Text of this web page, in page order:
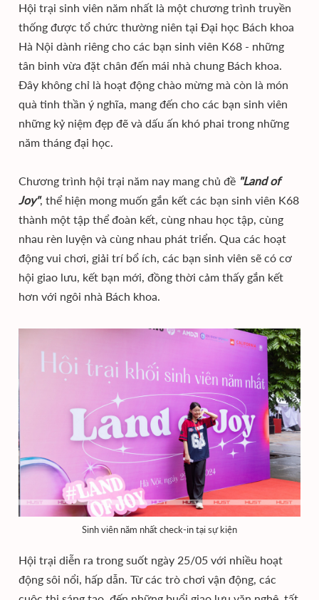
Hội trại sinh viên năm nhất là một chương trình truyền
thống được tổ chức thường niên tại Đại học Bách khoa
Hà Nội dành riêng cho các bạn sinh viên K68 - những
tân binh vừa đặt chân đến mái nhà chung Bách khoa.
Đây không chỉ là hoạt động chào mừng mà còn là món
quà tinh thần ý nghĩa, mang đến cho các bạn sinh viên
những kỷ niệm đẹp đẽ và dấu ấn khó phai trong những
năm tháng đại học.
Chương trình hội trại năm nay mang chủ đề "Land of
Joy", thể hiện mong muốn gắn kết các bạn sinh viên K68
thành một tập thể đoàn kết, cùng nhau học tập, cùng
nhau rèn luyện và cùng nhau phát triển. Qua các hoạt
động vui chơi, giải trí bổ ích, các bạn sinh viên sẽ có cơ
hội giao lưu, kết bạn mới, đồng thời cảm thấy gắn kết
hơn với ngôi nhà Bách khoa.
Sinh viên năm nhất check-in tại sự kiện
Hội trại diễn ra trong suốt ngày 25/05 với nhiều hoạt
động sôi nổi, hấp dẫn. Từ các trò chơi vận động, các